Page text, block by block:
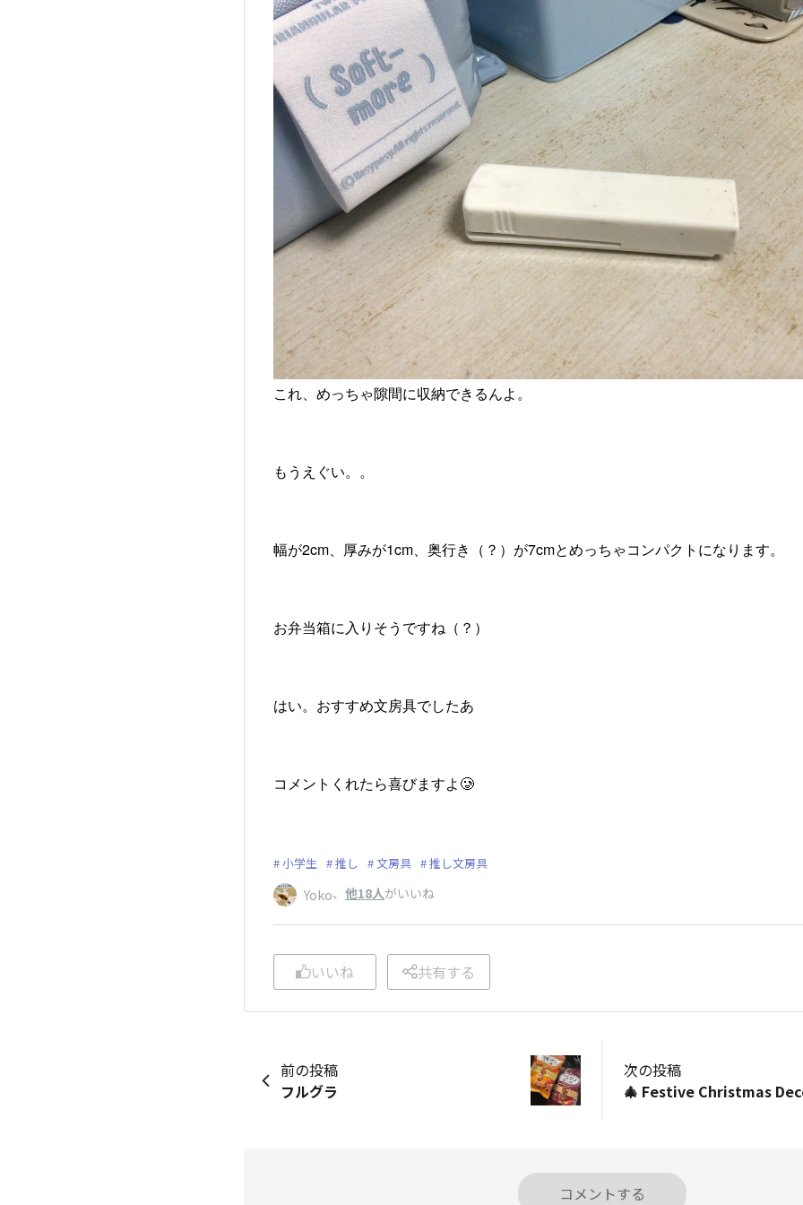
これ、めっちゃ隙間に収納できるんよ。
もうえぐい。。
幅が2cm、厚みが1cm、奥行き（？）が7cmとめっちゃコンパクトになります。
お弁当箱に入りそうですね（？）
はい。おすすめ文房具でしたあ
コメントくれたら喜びますよ🥲
小学生 推し 文房具 推し文房具
Yoko、 他18人がいいね
いいね 共有する
前の投稿
フルグラ
次の投稿
コメントする